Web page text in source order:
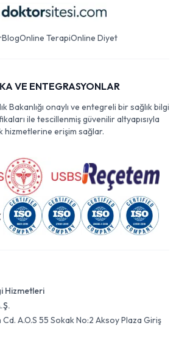
BlogOnline TerapiOnline Diyet
VE ENTEGRASYONLAR
Bakanlığı onaylı ve entegreli bir sağlık bilgi
ile tescillenmiş güvenilir altyapısıyla
hizmetlerine erişim sağlar.
Hizmetleri
A.O.S 55 Sokak No:2 Aksoy Plaza Giriş